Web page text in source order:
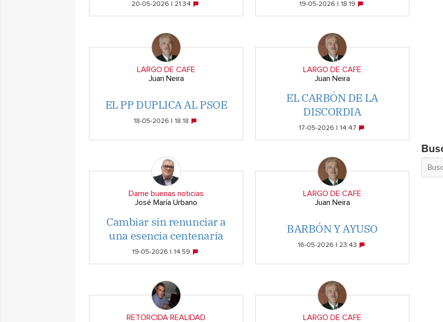
20-05-2026 | 21:34 19-05-2026 | 18:19
LARGO DE CAFE
Juan Neira
EL PP DUPLICA AL PSOE
18-05-2026 | 18:18
LARGO DE CAFE
Juan Neira
EL CARBÓN DE LA
DISCORDIA
17-05-2026 | 14:47
Dame buenas noticias
José María Urbano
Cambiar sin renunciar a
una esencia centenaria
19-05-2026 | 14:59
LARGO DE CAFE
Juan Neira
BARBÓN Y AYUSO
16-05-2026 | 23:43
RETORCIDA REALIDAD LARGO DE CAFE